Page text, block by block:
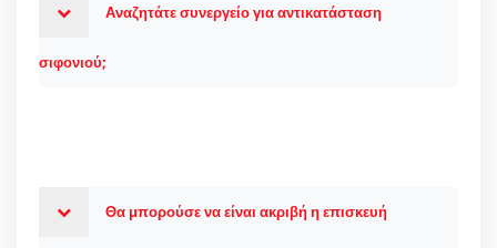
Αναζητάτε συνεργείο για αντικατάσταση
σιφονιού;
Θα μπορούσε να είναι ακριβή η επισκευή